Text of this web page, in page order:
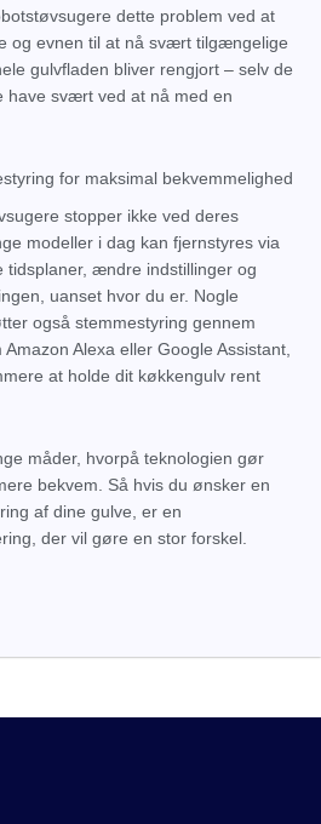
dette problem ved at
og evnen til at nå svært tilgængelige
gulvfladen bliver rengjort – selv de
have svært ved at nå med en
for maksimal bekvemmelighed
stopper ikke ved deres
modeller i dag kan fjernstyres via
ændre indstillinger og
uanset hvor du er. Nogle
også stemmestyring gennem
Alexa eller Google Assistant,
at holde dit køkkengulv rent
måder, hvorpå teknologien gør
bekvem. Så hvis du ønsker en
af dine gulve, er en
der vil gøre en stor forskel.